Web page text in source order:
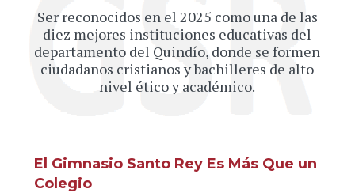
Ser reconocidos en el 2025 como una de las
diez mejores instituciones educativas del
departamento del Quindío, donde se formen
ciudadanos cristianos y bachilleres de alto
nivel ético y académico.
El Gimnasio Santo Rey Es Más Que un
Colegio